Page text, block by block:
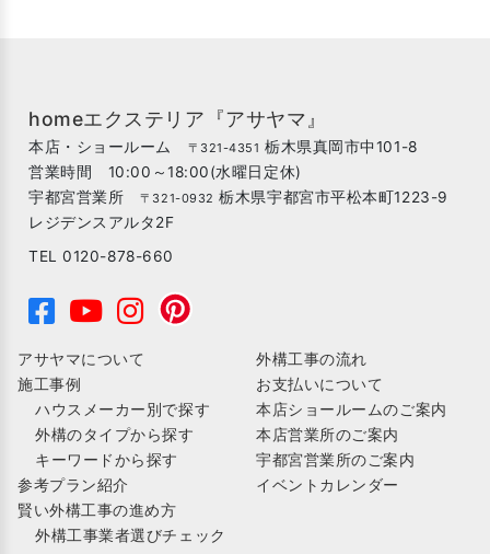
homeエクステリア『アサヤマ』
本店・ショールーム 〒321-4351 栃木県真岡市中101-8
営業時間 10:00～18:00(水曜日定休)
宇都宮営業所 〒321-0932 栃木県宇都宮市平松本町1223-9
レジデンスアルタ2F
TEL 0120-878-660
アサヤマについて
施工事例
ハウスメーカー別で探す
外構のタイプから探す
キーワードから探す
参考プラン紹介
賢い外構工事の進め方
外構工事業者選びチェック
外構工事の流れ
お支払いについて
本店ショールームのご案内
本店営業所のご案内
宇都宮営業所のご案内
イベントカレンダー